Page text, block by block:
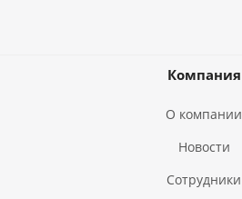
Компания
О компании
Новости
Сотрудники